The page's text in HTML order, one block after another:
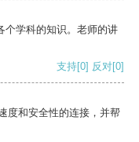
个学科的知识。老师的讲
支持[0] 反对[0]
度和安全性的连接，并帮